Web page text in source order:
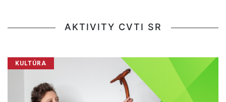
AKTIVITY CVTI SR
KULTÚRA